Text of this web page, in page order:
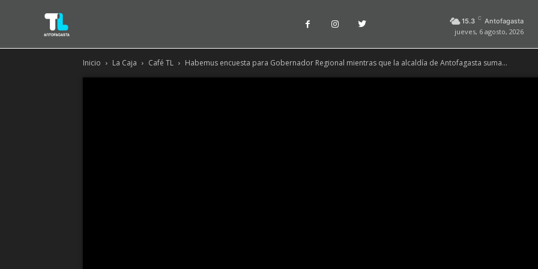
15.3 C Antofagasta
jueves, 6 agosto, 2026
Inicio La Caja Café TL Habemus encuesta para Gobernador Regional mientras que la alcaldía de Antofagasta suma...